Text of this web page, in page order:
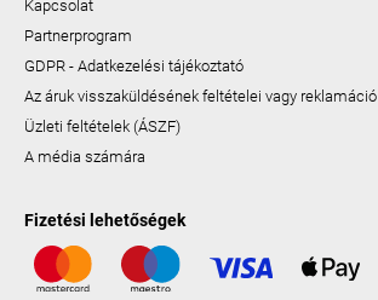
Kapcsolat
Partnerprogram
GDPR - Adatkezelési tájékoztató
Az áruk visszaküldésének feltételei vagy reklamáció
Üzleti feltételek (ÁSZF)
A média számára
Fizetési lehetőségek